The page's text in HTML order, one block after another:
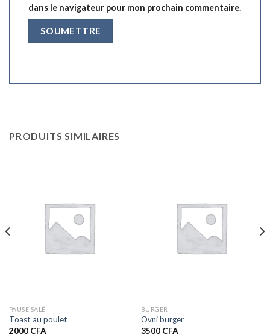
dans le navigateur pour mon prochain commentaire.
PRODUITS SIMILAIRES
PAUSE SALÉ
Toast au poulet
2000 CFA
BURGER
Ovni burger
3500 CFA